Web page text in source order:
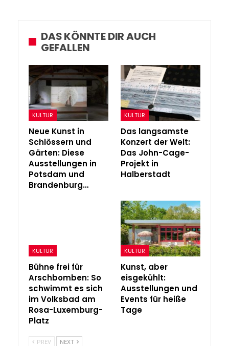
DAS KÖNNTE DIR AUCH
GEFALLEN
KULTUR
Neue Kunst in
Schlössern und
Gärten: Diese
Ausstellungen in
Potsdam und
Brandenburg…
KULTUR
Das langsamste
Konzert der Welt:
Das John-Cage-
Projekt in
Halberstadt
KULTUR
Bühne frei für
Arschbomben: So
schwimmt es sich
im Volksbad am
Rosa-Luxemburg-
Platz
KULTUR
Kunst, aber
eisgekühlt:
Ausstellungen und
Events für heiße
Tage
PREV NEXT